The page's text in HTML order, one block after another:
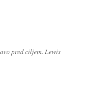
pred ciljem. Lewis